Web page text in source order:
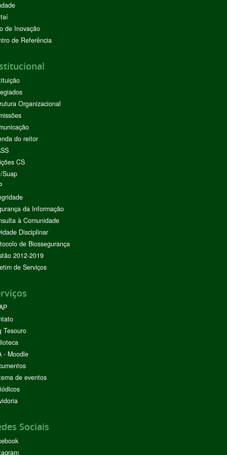
de Inovação
de Referência
Organizacional
do reitor
CS
Suap
da Informação
à Comunidade
Disciplinar
de Biossegurança
2012-2019
de Serviços
Tesouro
- Moodle
de eventos
Sociais